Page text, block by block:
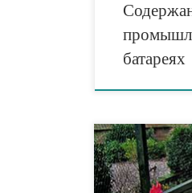
батареях
Куры
конца
Клеточные